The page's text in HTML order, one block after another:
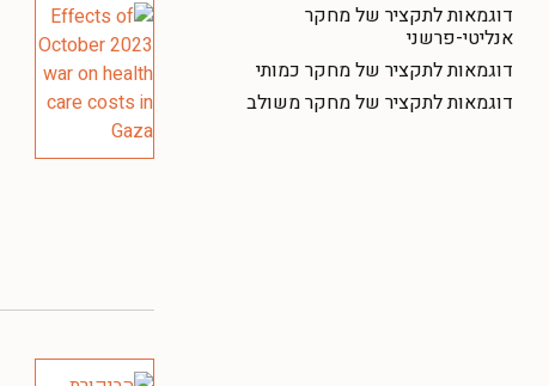
דוגמאות לתקציר של מחקר
אנליטי-פרשני
דוגמאות לתקציר של מחקר כמותי
דוגמאות לתקציר של מחקר משולב